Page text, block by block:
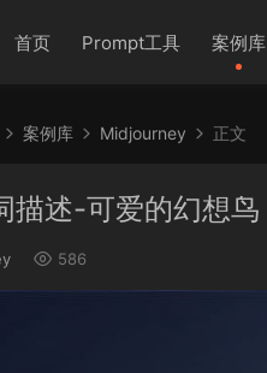
首页 Prompt工具 案例库
案例库 Midjourney 正文
描述-可爱的幻想鸟
586